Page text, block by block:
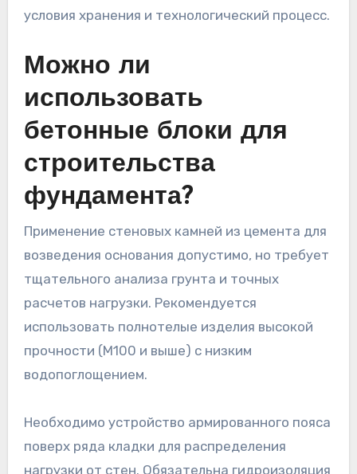
условия хранения и технологический процесс.
Можно ли
использовать
бетонные блоки для
строительства
фундамента?
Применение стеновых камней из цемента для
возведения основания допустимо, но требует
тщательного анализа грунта и точных
расчетов нагрузки. Рекомендуется
использовать полнотелые изделия высокой
прочности (М100 и выше) с низким
водопоглощением.
Необходимо устройство армированного пояса
поверх ряда кладки для распределения
нагрузки от стен. Обязательна гидроизоляция